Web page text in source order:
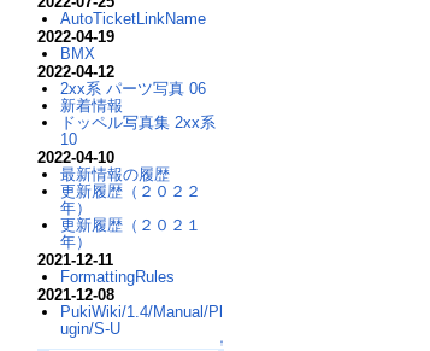
AutoTicketLinkName
2022-04-19
BMX
2022-04-12
2xx系 パーツ写真 06
新着情報
ドッペル写真集 2xx系
10
2022-04-10
最新情報の履歴
更新履歴（２０２２
年）
更新履歴（２０２１
年）
2021-12-11
FormattingRules
2021-12-08
PukiWiki/1.4/Manual/Pl
ugin/S-U
↑